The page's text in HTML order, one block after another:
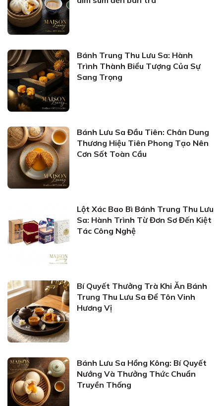
Bánh Trung Thu Lưu Sa: Hành
Trình Thành Biểu Tượng Của Sự
Sang Trọng
Bánh Lưu Sa Đầu Tiên: Chân Dung
Thương Hiệu Tiên Phong Tạo Nên
Cơn Sốt Toàn Cầu
Lột Xác Bao Bì Bánh Trung Thu Lưu
Sa: Hành Trình Từ Đơn Sơ Đến Kiệt
Tác Công Nghệ
Bí Quyết Thưởng Trà Khi Ăn Bánh
Trung Thu Lưu Sa Để Tôn Vinh
Hương Vị
Bánh Lưu Sa Hồng Kông: Bí Quyết
Nướng Và Thưởng Thức Chuẩn
Truyền Thống